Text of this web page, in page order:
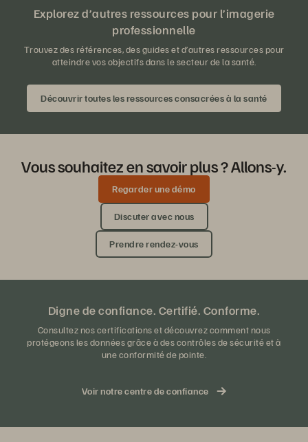
Explorez d’autres ressources pour l’imagerie
professionnelle
Trouvez des références, des guides et d’autres ressources pour
atteindre vos objectifs dans le secteur de la santé.
Découvrir toutes les ressources consacrées à la santé
Vous souhaitez en savoir plus ? Allons-y.
Regarder une démo
Discuter avec nous
Prendre rendez-vous
Digne de confiance. Certifié. Conforme.
Consultez nos certifications et découvrez comment nous
protégeons les données grâce à des contrôles de sécurité et à
une conformité de pointe.
Voir notre centre de confiance